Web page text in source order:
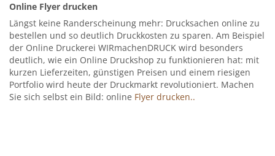
Online Flyer drucken
Längst keine Randerscheinung mehr: Drucksachen online zu
bestellen und so deutlich Druckkosten zu sparen. Am Beispiel
der Online Druckerei WIRmachenDRUCK wird besonders
deutlich, wie ein Online Druckshop zu funktionieren hat: mit
kurzen Lieferzeiten, günstigen Preisen und einem riesigen
Portfolio wird heute der Druckmarkt revolutioniert. Machen
Sie sich selbst ein Bild: online Flyer drucken..